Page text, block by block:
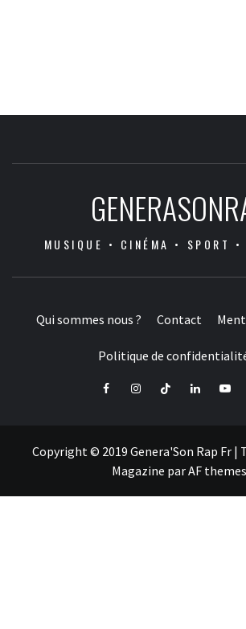
MUSIQUE • CINÉMA • SPORT •
Qui sommes nous ? Contact
Politique de
FacebookInstagramTiktok LinkedIn
Copyright © 2019 Genera'Son Rap Fr |
Magazine parAF themes